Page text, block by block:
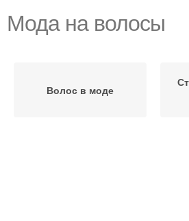
Мода на волосы
Волос в моде